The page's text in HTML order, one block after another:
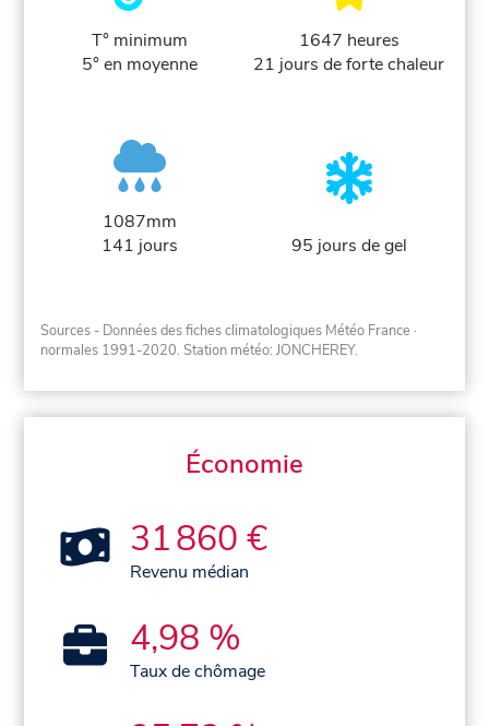
T° minimum
5° en moyenne
1647 heures
21 jours de forte chaleur
1087mm
141 jours
95 jours de gel
Sources - Données des fiches climatologiques Météo France ·
normales 1991-2020. Station météo: JONCHEREY.
Économie
31 860 €
Revenu médian
4,98 %
Taux de chômage